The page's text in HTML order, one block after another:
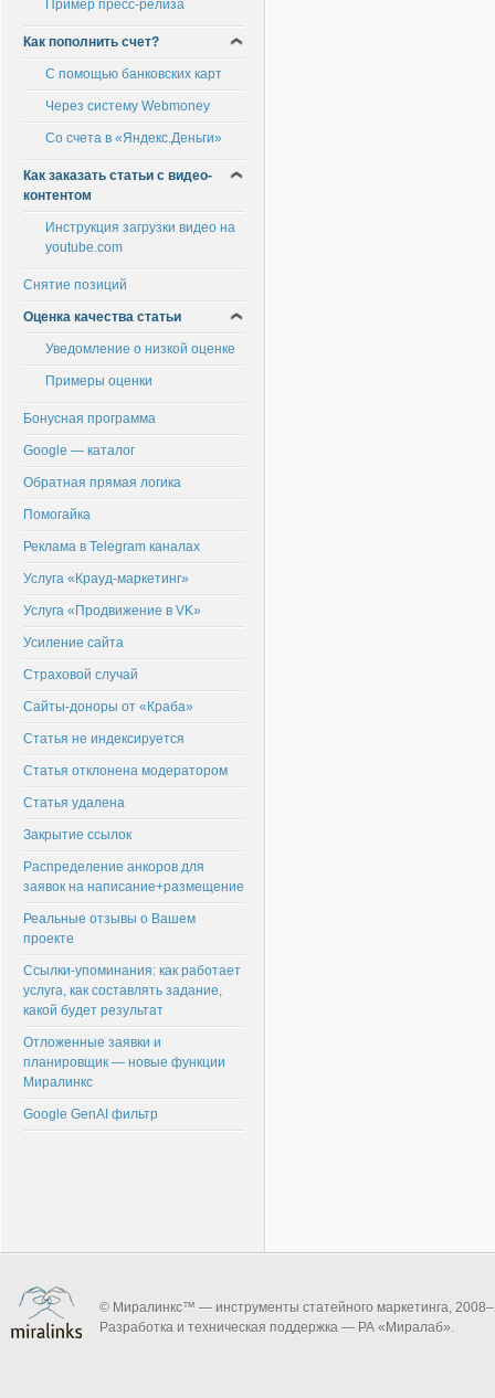
Пример пресс-релиза
Как пополнить счет?
С помощью банковских карт
Через систему Webmoney
Со счета в «Яндекс.Деньги»
Как заказать статьи с видео-
контентом
Инструкция загрузки видео на
youtube.com
Снятие позиций
Оценка качества статьи
Уведомление о низкой оценке
Примеры оценки
Бонусная программа
Google — каталог
Обратная прямая логика
Помогайка
Реклама в Telegram каналах
Услуга «Крауд-маркетинг»
Услуга «Продвижение в VK»
Усиление сайта
Страховой случай
Сайты-доноры от «Краба»
Статья не индексируется
Статья отклонена модератором
Статья удалена
Закрытие ссылок
Распределение анкоров для
заявок на написание+размещение
Реальные отзывы о Вашем
проекте
Ссылки-упоминания: как работает
услуга, как составлять задание,
какой будет результат
Отложенные заявки и
планировщик — новые функции
Миралинкс
Google GenAI фильтр
© Миралинкс™ — инструменты статейного маркетинга, 2008–
Разработка и техническая поддержка — РА «Миралаб».